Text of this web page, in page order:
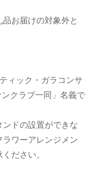
お届けの対象外と
ィック・ガラコンサ
クラブ一同」名義で
ドの設置ができな
ワーアレンジメン
ださい。